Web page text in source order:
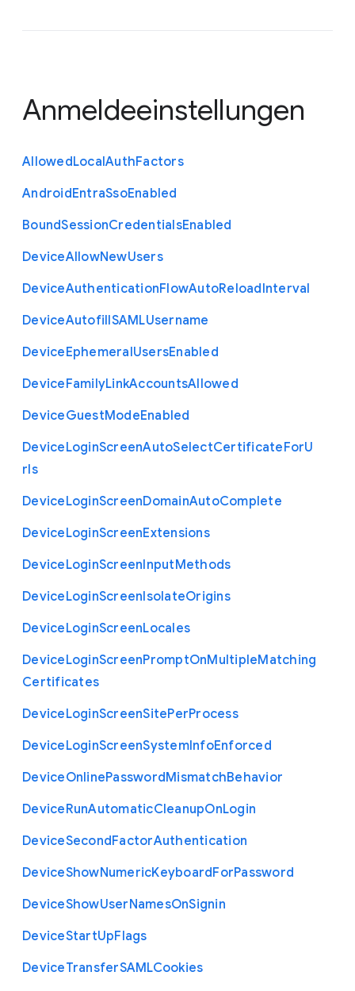
Anmeldeeinstellungen
AllowedLocalAuthFactors
AndroidEntraSsoEnabled
BoundSessionCredentialsEnabled
DeviceAllowNewUsers
DeviceAuthenticationFlowAutoReloadInterval
DeviceAutofillSAMLUsername
DeviceEphemeralUsersEnabled
DeviceFamilyLinkAccountsAllowed
DeviceGuestModeEnabled
DeviceLoginScreenAutoSelectCertificateForU
rls
DeviceLoginScreenDomainAutoComplete
DeviceLoginScreenExtensions
DeviceLoginScreenInputMethods
DeviceLoginScreenIsolateOrigins
DeviceLoginScreenLocales
DeviceLoginScreenPromptOnMultipleMatching
Certificates
DeviceLoginScreenSitePerProcess
DeviceLoginScreenSystemInfoEnforced
DeviceOnlinePasswordMismatchBehavior
DeviceRunAutomaticCleanupOnLogin
DeviceSecondFactorAuthentication
DeviceShowNumericKeyboardForPassword
DeviceShowUserNamesOnSignin
DeviceStartUpFlags
DeviceTransferSAMLCookies